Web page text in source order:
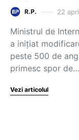
R.P. 22
Ministrul de
a inițiat
peste 500 de
primesc spor de…
Vezi articolul